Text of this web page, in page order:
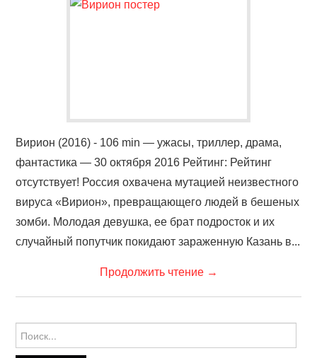
ФИЛЬМЫ
Вирион (2016) - 106 min — ужасы, триллер, драма,
фантастика — 30 октября 2016 Рейтинг: Рейтинг
отсутствует! Россия охвачена мутацией неизвестного
вируса «Вирион», превращающего людей в бешеных
зомби. Молодая девушка, ее брат подросток и их
случайный попутчик покидают зараженную Казань в...
Продолжить чтение →